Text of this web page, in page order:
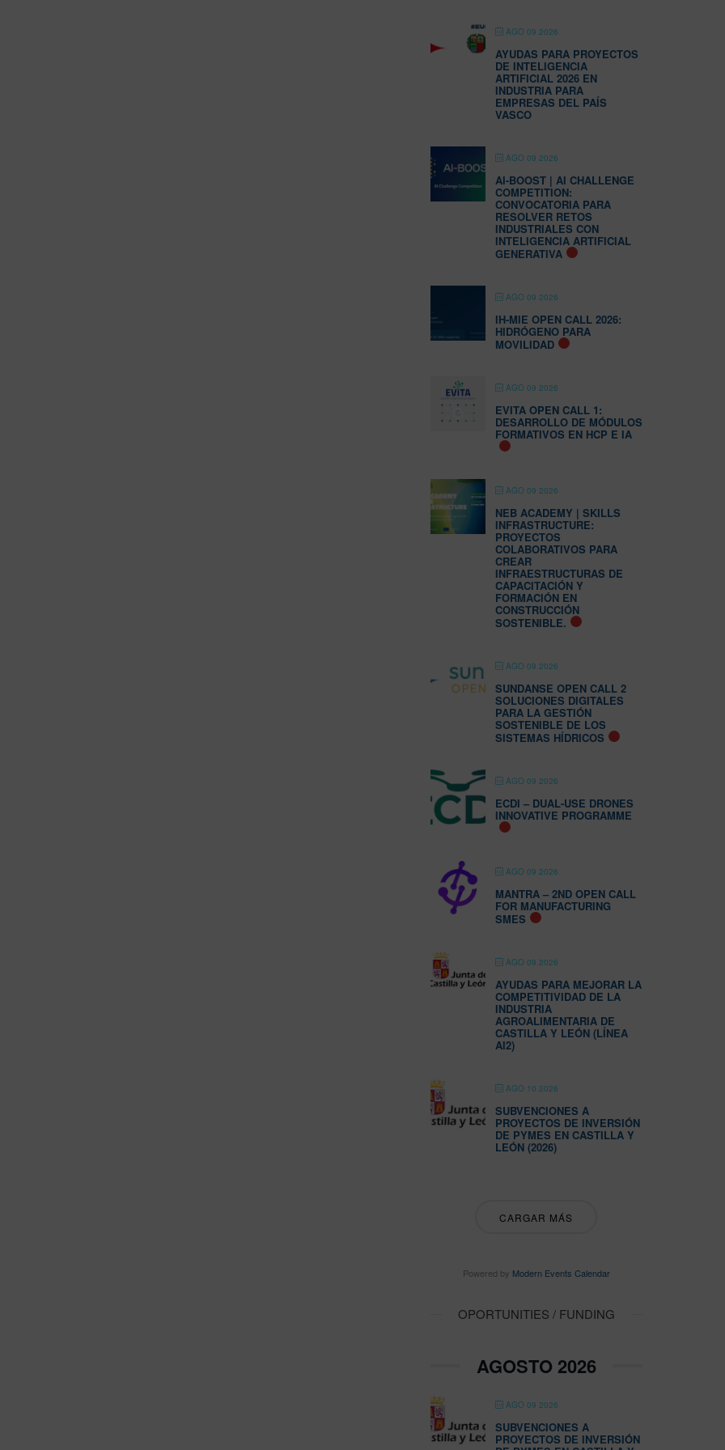
AGO 09 2026
AYUDAS PARA PROYECTOS
DE INTELIGENCIA
ARTIFICIAL 2026 EN
INDUSTRIA PARA
EMPRESAS DEL PAÍS
VASCO
AGO 09 2026
AI-BOOST | AI CHALLENGE
COMPETITION:
CONVOCATORIA PARA
RESOLVER RETOS
INDUSTRIALES CON
INTELIGENCIA ARTIFICIAL
GENERATIVA
AGO 09 2026
IH-MIE OPEN CALL 2026:
HIDRÓGENO PARA
MOVILIDAD
AGO 09 2026
EVITA OPEN CALL 1:
DESARROLLO DE MÓDULOS
FORMATIVOS EN HCP E IA
AGO 09 2026
NEB ACADEMY | SKILLS
INFRASTRUCTURE:
PROYECTOS
COLABORATIVOS PARA
CREAR
INFRAESTRUCTURAS DE
CAPACITACIÓN Y
FORMACIÓN EN
CONSTRUCCIÓN
SOSTENIBLE.
AGO 09 2026
SUNDANSE OPEN CALL 2
SOLUCIONES DIGITALES
PARA LA GESTIÓN
SOSTENIBLE DE LOS
SISTEMAS HÍDRICOS
AGO 09 2026
ECDI – DUAL-USE DRONES
INNOVATIVE PROGRAMME
AGO 09 2026
MANTRA – 2ND OPEN CALL
FOR MANUFACTURING
SMES
AGO 09 2026
AYUDAS PARA MEJORAR LA
COMPETITIVIDAD DE LA
INDUSTRIA
AGROALIMENTARIA DE
CASTILLA Y LEÓN (LÍNEA
AI2)
AGO 10 2026
SUBVENCIONES A
PROYECTOS DE INVERSIÓN
DE PYMES EN CASTILLA Y
LEÓN (2026)
CARGAR MÁS
Powered by Modern Events Calendar
OPORTUNITIES / FUNDING
AGOSTO 2026
AGO 09 2026
SUBVENCIONES A
PROYECTOS DE INVERSIÓN